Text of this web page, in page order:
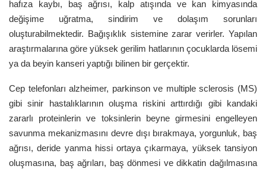
hafıza kaybı, baş ağrısı, kalp atışında ve kan kimyasında
değişime uğratma, sindirim ve dolaşım sorunları
oluşturabilmektedir. Bağışıklık sistemine zarar verirler. Yapılan
araştırmalarına göre yüksek gerilim hatlarının çocuklarda lösemi
ya da beyin kanseri yaptığı bilinen bir gerçektir.
Cep telefonları alzheimer, parkinson ve multiple sclerosis (MS)
gibi sinir hastalıklarının oluşma riskini arttırdığı gibi kandaki
zararlı proteinlerin ve toksinlerin beyne girmesini engelleyen
savunma mekanizmasını devre dışı bırakmaya, yorgunluk, baş
ağrısı, deride yanma hissi ortaya çıkarmaya, yüksek tansiyon
oluşmasına, baş ağrıları, baş dönmesi ve dikkatin dağılmasına